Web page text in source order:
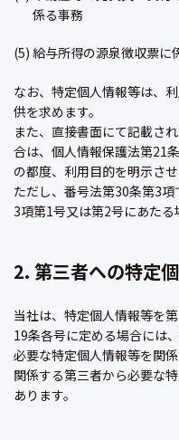
係る事務
(5) 給与所得の源泉徴収票に
なお、特定個人情報等は、
供を求めます。
また、直接書面にて記載さ
合は、個人情報保護法第21
の都度、利用目的を明示させ
ただし、番号法第30条第3
3項第1号又は第2号にあたる
2. 第三者への特定
当社は、特定個人情報等を
19条各号に定める場合には
必要な特定個人情報等を関
関係する第三者から必要な
あります。